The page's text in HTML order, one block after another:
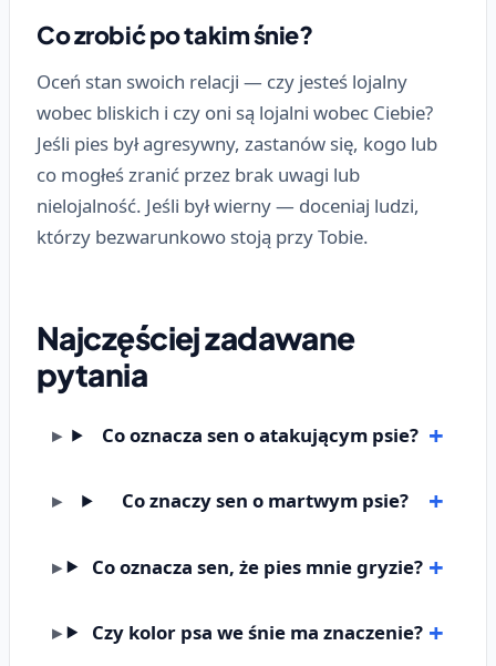
Co zrobić po takim śnie?
Oceń stan swoich relacji — czy jesteś lojalny
wobec bliskich i czy oni są lojalni wobec Ciebie?
Jeśli pies był agresywny, zastanów się, kogo lub
co mogłeś zranić przez brak uwagi lub
nielojalność. Jeśli był wierny — doceniaj ludzi,
którzy bezwarunkowo stoją przy Tobie.
Najczęściej zadawane
pytania
Co oznacza sen o atakującym psie?
Co znaczy sen o martwym psie?
Co oznacza sen, że pies mnie gryzie?
Czy kolor psa we śnie ma znaczenie?